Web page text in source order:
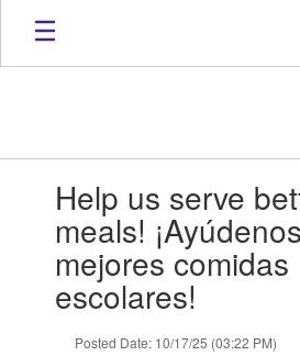
Skip
main
slides.Help us serve
meals!
mejores comidas
escolares!
Posted Date: 10/17/25 (03:22 PM)